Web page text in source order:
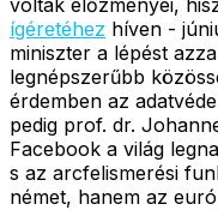
ígéretéhez híven -
miniszter a lépést
legnépszerűbb
érdemben az
pedig prof. dr.
Facebook a világ
s az arcfelismerési
német, hanem az